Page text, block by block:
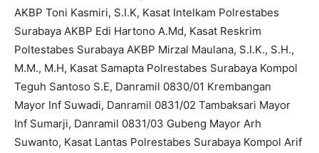
AKBP Toni Kasmiri, S.I.K, Kasat Intelkam Polrestabes
Surabaya AKBP Edi Hartono A.Md, Kasat Reskrim
Poltestabes Surabaya AKBP Mirzal Maulana, S.I.K., S.H.,
M.M., M.H, Kasat Samapta Polrestabes Surabaya Kompol
Teguh Santoso S.E, Danramil 0830/01 Krembangan
Mayor Inf Suwadi, Danramil 0831/02 Tambaksari Mayor
Inf Sumarji, Danramil 0831/03 Gubeng Mayor Arh
Suwanto, Kasat Lantas Polrestabes Surabaya Kompol Arif